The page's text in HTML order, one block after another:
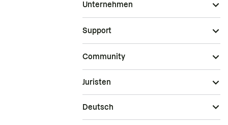
Unternehmen
Support
Community
Juristen
Deutsch